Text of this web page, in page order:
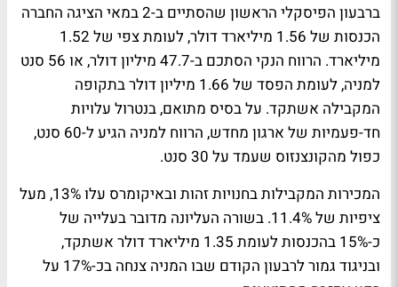
ברבעון הפיסקלי הראשון שהסתיים ב-2 במאי הציגה החברה
הכנסות של 1.56 מיליארד דולר, לעומת צפי של 1.52
מיליארד. הרווח הנקי הסתכם ב-47.7 מיליון דולר, או 56 סנט
למניה, לעומת הפסד של 1.66 מיליון דולר בתקופה
המקבילה אשתקד. על בסיס מתואם, בנטרול עלויות
חד-פעמיות של ארגון מחדש, הרווח למניה הגיע ל-60 סנט,
כפול מהקונצנזוס שעמד על 30 סנט.
המכירות המקבילות בחנויות זהות ובאיקומרס עלו 13%, מעל
ציפיות של 11.4%. בשורה העליונה מדובר בעלייה של
כ-15% בהכנסות לעומת 1.35 מיליארד דולר אשתקד,
ובניגוד גמור לרבעון הקודם שבו המניה צנחה בכ-17% על